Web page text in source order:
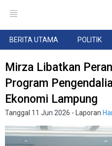
BERITA UTAMA POLITIK
Mirza Libatkan
Program
Ekonomi Lampung
Tanggal 11 Jun 2026 - Laporan